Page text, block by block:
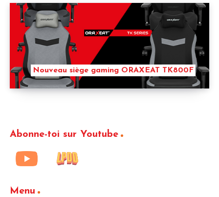
Nouveau siège gaming ORAXEAT TK800F
Abonne-toi sur Youtube
Menu